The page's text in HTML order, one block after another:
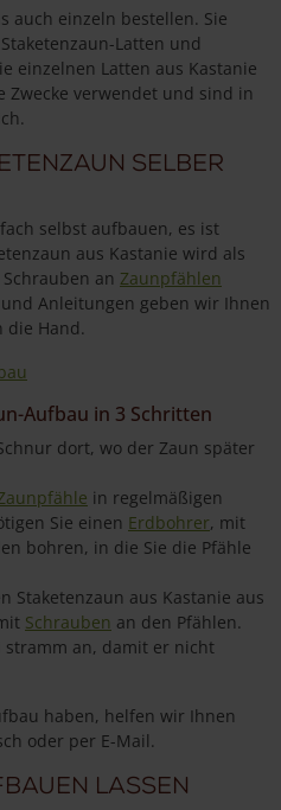
auch einzeln bestellen. Sie
Latten und
einzelnen Latten aus Kastanie
verwendet und sind in
selber
selbst aufbauen, es ist
aus Kastanie wird als
an Zaunpfählen
Anleitungen geben wir Ihnen
die Hand.
Aufbau in 3 Schritten
dort, wo der Zaun später
in regelmäßigen
Sie einen Erdbohrer, mit
bohren, in die Sie die Pfähle
Staketenzaun aus Kastanie aus
Schrauben an den Pfählen.
stramm an, damit er nicht
haben, helfen wir Ihnen
oder per E-Mail.
lassen